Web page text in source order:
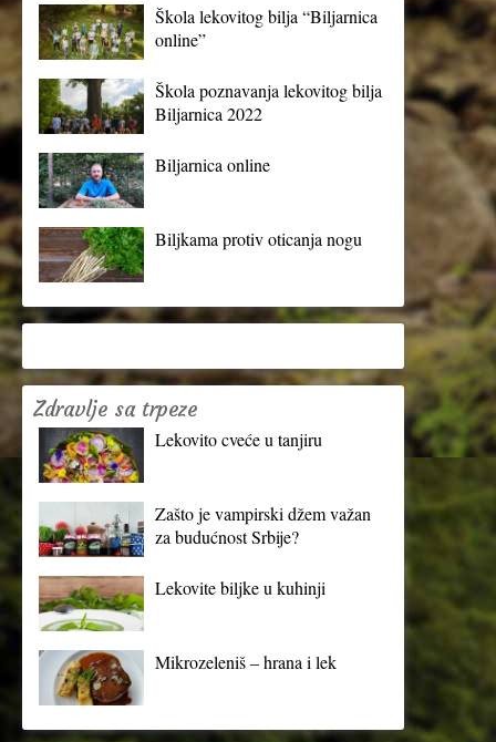
Škola lekovitog bilja “Biljarnica
online”
Škola poznavanja lekovitog bilja
Biljarnica 2022
Biljarnica online
Biljkama protiv oticanja nogu
Zdravlje sa trpeze
Lekovito cveće u tanjiru
Zašto je vampirski džem važan
za budućnost Srbije?
Lekovite biljke u kuhinji
Mikrozeleniš – hrana i lek